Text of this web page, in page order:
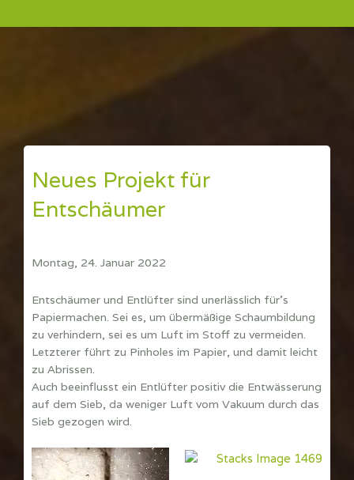
Neues Projekt für
Entschäumer
Montag, 24. Januar 2022
Entschäumer und Entlüfter sind unerlässlich für's
Papiermachen. Sei es, um übermäßige Schaumbildung
zu verhindern, sei es um Luft im Stoff zu vermeiden.
Letzterer führt zu Pinholes im Papier, und damit leicht
zu Abrissen.
Auch beeinflusst ein Entlüfter positiv die Entwässerung
auf dem Sieb, da weniger Luft vom Vakuum durch das
Sieb gezogen wird.